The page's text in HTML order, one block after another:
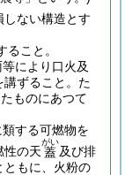
ない構造とす
こと。
により口火及
ずること。 た
ものにあつて
する可燃物を
性の天 蓋
がい
及び排
ともに、火粉の